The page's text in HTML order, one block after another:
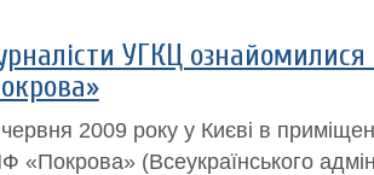
УГКЦ ознайомилися
2009 року у Києві в
«Покрова» (Всеукраїнського